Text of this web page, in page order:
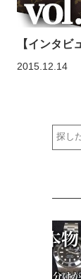
【インタ
2015.12.14